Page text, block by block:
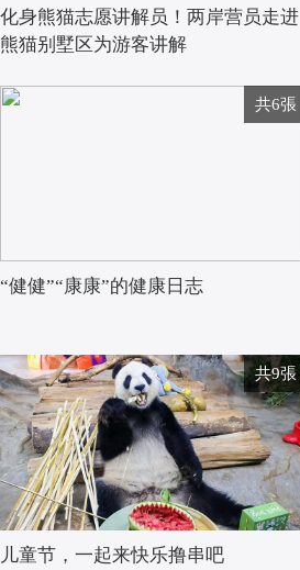
化身熊猫志愿讲解员！两岸营员走进
熊猫别墅区为游客讲解
共6張
“健健”“康康”的健康日志
共9張
儿童节，一起来快乐撸串吧